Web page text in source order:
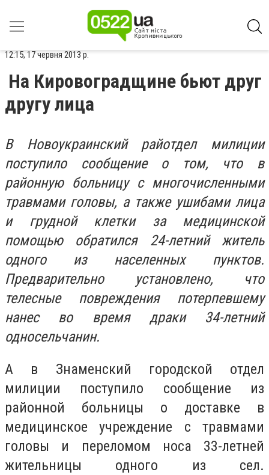
12:15, 17 червня 2013 р.
На Кировоградщине бьют друг
другу лица
В Новоукраинский райотдел милиции
поступило сообщение о том, что в
районную больницу с многочисленными
травмами головы, а также ушибами лица
и грудной клетки за медицинской
помощью обратился 24-летний житель
одного из населенных пунктов.
Предварительно установлено, что
телесные повреждения потерпевшему
нанес во время драки 34-летний
односельчанин.
А в Знаменский городской отдел
милиции поступило сообщение из
районной больницы о доставке в
медицинское учреждение с травмами
головы и переломом носа 33-летней
жительницы одного из сел.